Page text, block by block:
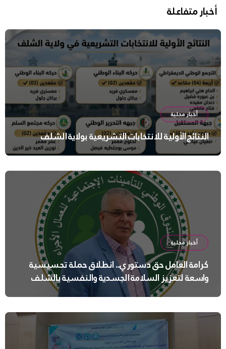
أخبار متفاعلة
أخبار محلية
النتائج الأولية للانتخابات التشريعية بولاية الشلف
أخبار محلية
كرامة العامل حق دستوري.. انطلاق حملة تحسيسية
واسعة لتعزيز السلامة الجسدية والنفسية بالشلف